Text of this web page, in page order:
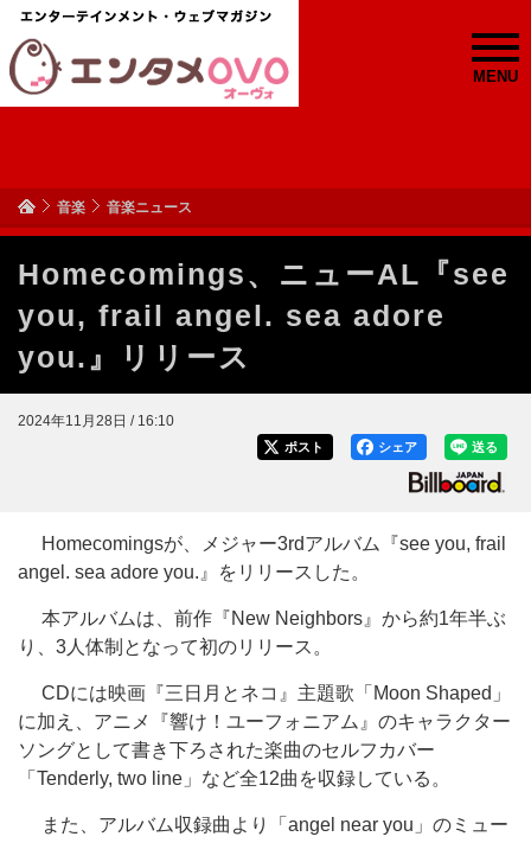
MENU
音楽 音楽ニュース
Homecomings、ニューAL『see
you, frail angel. sea adore
you.』リリース
2024年11月28日 / 16:10
送る
シェア
ポスト
Homecomingsが、メジャー3rdアルバム『see you, frail
angel. sea adore you.』をリリースした。
本アルバムは、前作『New Neighbors』から約1年半ぶ
り、3人体制となって初のリリース。
CDには映画『三日月とネコ』主題歌「Moon Shaped」
に加え、アニメ『響け！ユーフォニアム』のキャラクター
ソングとして書き下ろされた楽曲のセルフカバー
「Tenderly, two line」など全12曲を収録している。
また、アルバム収録曲より「angel near you」のミュー